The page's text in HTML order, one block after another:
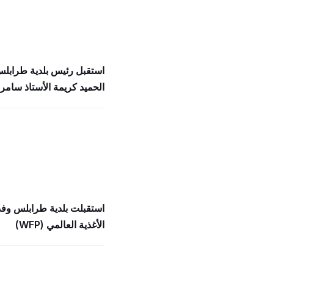
استقبل رئيس بلدية
الحميد كريمة الأستاذ
استقبلت بلدية طرابلس
الأغذية العالمي (WFP)